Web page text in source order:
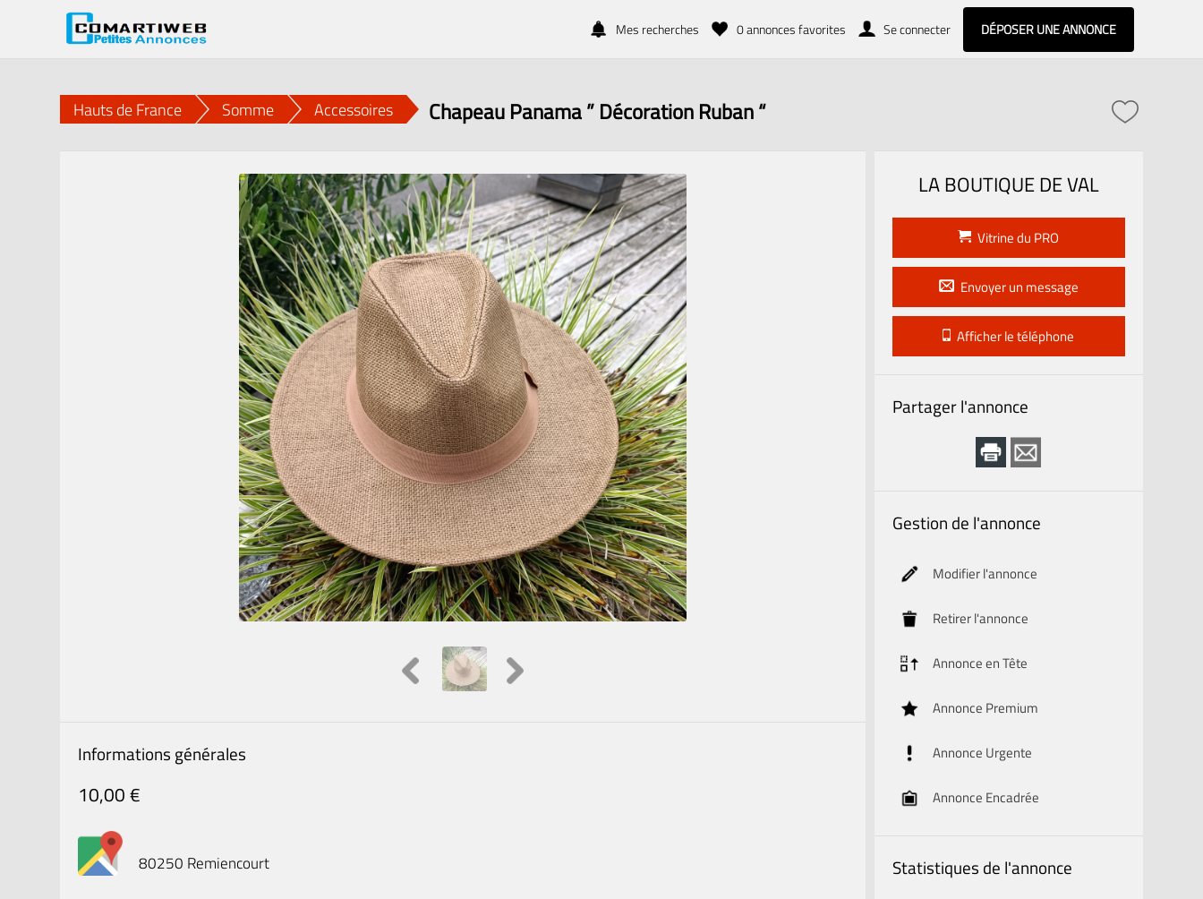
Mes recherches 0annonces favorites Se connecter DÉPOSER UNE ANNONCE
Hauts de France Somme Accessoires Chapeau Panama ” Décoration Ruban “
Informations générales
10,00 €
80250 Remiencourt
LA BOUTIQUE DE VAL
Vitrine du PRO
Envoyer un message
Afficher le téléphone
Partager l'annonce
Gestion de l'annonce
Modifier l'annonce
Retirer l'annonce
Annonce en Tête
Annonce Premium
Annonce Urgente
Annonce Encadrée
Statistiques de l'annonce